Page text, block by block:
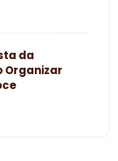
da
Organizar